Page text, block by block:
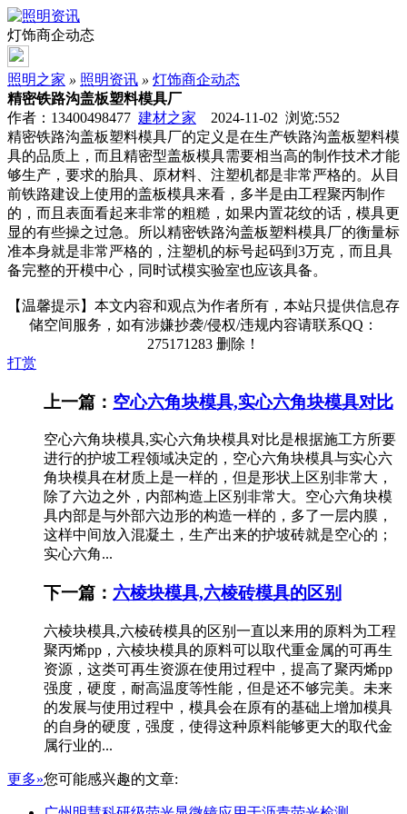
灯饰商企动态
照明之家 » 照明资讯 » 灯饰商企动态
精密铁路沟盖板塑料模具厂
作者：13400498477 建材之家 2024-11-02 浏览:552
精密铁路沟盖板塑料模具厂的定义是在生产铁路沟盖板塑料模
具的品质上，而且精密型盖板模具需要相当高的制作技术才能
够生产，要求的胎具、原材料、注塑机都是非常严格的。从目
前铁路建设上使用的盖板模具来看，多半是由工程聚丙制作
的，而且表面看起来非常的粗糙，如果内置花纹的话，模具更
显的有些操之过急。所以精密铁路沟盖板塑料模具厂的衡量标
准本身就是非常严格的，注塑机的标号起码到3万克，而且具
备完整的开模中心，同时试模实验室也应该具备。
【温馨提示】本文内容和观点为作者所有，本站只提供信息存
储空间服务，如有涉嫌抄袭/侵权/违规内容请联系QQ：
275171283 删除！
打赏
上一篇： 空心六角块模具,实心六角块模具对比
空心六角块模具,实心六角块模具对比是根据施工方所要
进行的护坡工程领域决定的，空心六角块模具与实心六
角块模具在材质上是一样的，但是形状上区别非常大，
除了六边之外，内部构造上区别非常大。空心六角块模
具内部是与外部六边形的构造一样的，多了一层内膜，
这样中间放入混凝土，生产出来的护坡砖就是空心的；
实心六角...
下一篇： 六棱块模具,六棱砖模具的区别
六棱块模具,六棱砖模具的区别一直以来用的原料为工程
聚丙烯pp，六棱块模具的原料可以取代重金属的可再生
资源，这类可再生资源在使用过程中，提高了聚丙烯pp
强度，硬度，耐高温度等性能，但是还不够完美。未来
的发展与使用过程中，模具会在原有的基础上增加模具
的自身的硬度，强度，使得这种原料能够更大的取代金
属行业的...
更多»您可能感兴趣的文章: